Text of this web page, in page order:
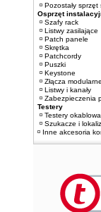
Pozostały sprzęt
Osprzęt
Szafy rack
Listwy zasilające
Patch panele
Skrętka
Patchcordy
Puszki
Keystone
Złącza modularne
Listwy i kanały
Zabezpieczenia
Testery
Testery
Szukacze i
Inne akcesoria